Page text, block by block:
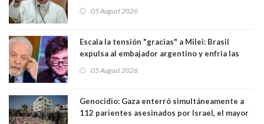
05 August 2026
Escala la tensión "gracias" a Milei: Brasil
expulsa al embajador argentino y enfria las
trasandino
05 August 2026
Genocidio: Gaza enterró simultáneamente a
112 parientes asesinados por Israel, el mayor